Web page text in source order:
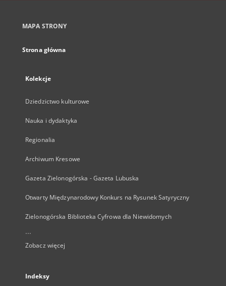
MAPA STRONY
Strona główna
Kolekcje
Dziedzictwo kulturowe
Nauka i dydaktyka
Regionalia
Archiwum Kresowe
Gazeta Zielonogórska - Gazeta Lubuska
Otwarty Międzynarodowy Konkurs na Rysunek Satyryczny
Zielonogórska Biblioteka Cyfrowa dla Niewidomych
...
Zobacz więcej
Indeksy